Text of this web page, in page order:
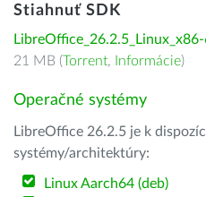
Stiahnuť SDK
21 MB (Torrent, Informácie)
Operačné systémy
LibreOffice 26.2.5 je k
systémy/architektúry:
Linux Aarch64 (deb)